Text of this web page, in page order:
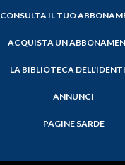
CONSULTA IL TUO
ACQUISTA UN
LA BIBLIOTECA
ANNUNCI
PAGINE SARDE